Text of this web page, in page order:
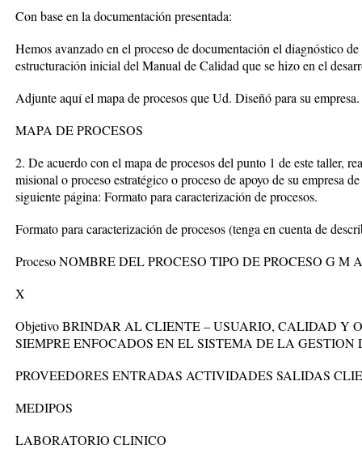
Con base en la documentación presentada:
Hemos avanzado en el proceso de documentación el diagnóstico
estructuración inicial del Manual de Calidad que se hizo en el
Adjunte aquí el mapa de procesos que Ud. Diseñó para su empresa.
MAPA DE PROCESOS
2. De acuerdo con el mapa de procesos del punto 1 de este taller,
misional o proceso estratégico o proceso de apoyo de su empresa
siguiente página: Formato para caracterización de procesos.
Formato para caracterización de procesos (tenga en cuenta de
Proceso NOMBRE DEL PROCESO TIPO DE PROCESO G M A
X
Objetivo BRINDAR AL CLIENTE – USUARIO, CALIDAD Y
SIEMPRE ENFOCADOS EN EL SISTEMA DE LA
PROVEEDORES ENTRADAS ACTIVIDADES SALIDAS
MEDIPOS
LABORATORIO CLINICO